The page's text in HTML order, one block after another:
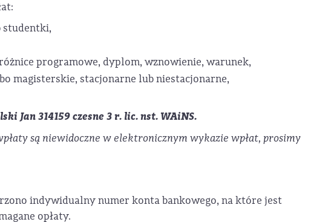
studentki,
programowe, dyplom, wznowienie, warunek,
magisterskie, stacjonarne lub niestacjonarne,
Jan 314159 czesne 3 r. lic. nst. WAiNS.
są niewidoczne w elektronicznym wykazie wpłat, prosimy
indywidualny numer konta bankowego, na które jest
opłaty.